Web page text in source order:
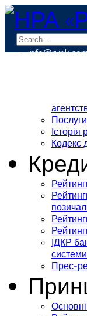
Історія
Кодекс
ІДКР
системи
Прес-